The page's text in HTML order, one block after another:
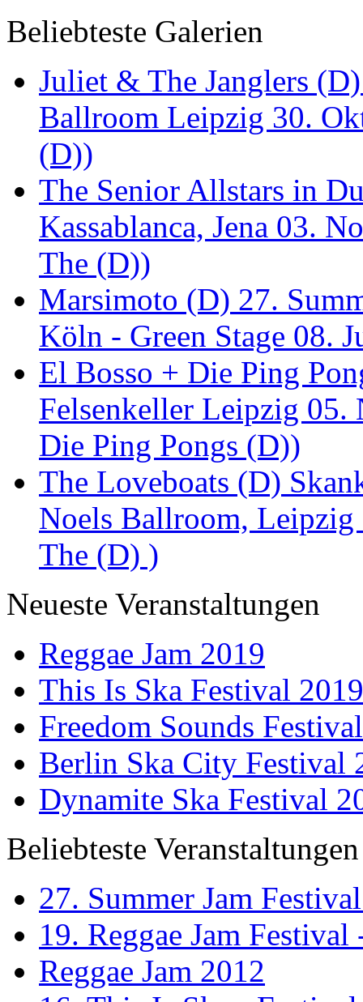
Beliebteste Galerien
Juliet & The Janglers
Ballroom Leipzig 30.
(D))
The Senior Allstars in
Kassablanca, Jena 03.
The (D))
Marsimoto (D) 27.
Köln - Green Stage 08.
El Bosso + Die Ping
Felsenkeller Leipzig
Die Ping Pongs (D))
The Loveboats (D)
Noels Ballroom, Leipzig
The (D) )
Neueste Veranstaltungen
Reggae Jam 2019
This Is Ska Festival 2019
Freedom Sounds
Berlin Ska City Festival
Dynamite Ska Festival
Beliebteste Veranstaltungen
27. Summer Jam
19. Reggae Jam
Reggae Jam 2012